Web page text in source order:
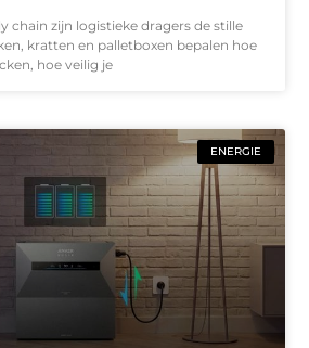
chain zijn logistieke dragers de stille
kratten en palletboxen bepalen hoe
hoe veilig je
ENERGIE